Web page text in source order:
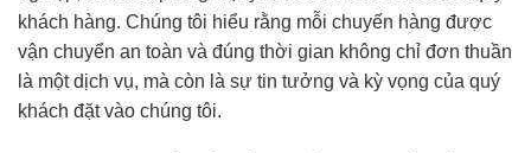
khách hàng. Chúng tôi hiểu rằng mỗi chuyến hàng được
vận chuyển an toàn và đúng thời gian không chỉ đơn thuần
là một dịch vụ, mà còn là sự tin tưởng và kỳ vọng của quý
khách đặt vào chúng tôi.